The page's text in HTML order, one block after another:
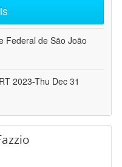
Federal de São João
2023-Thu Dec 31